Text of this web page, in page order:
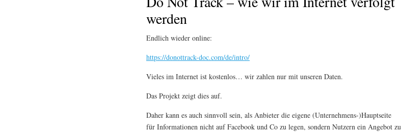
werden
Endlich wieder online:
https://donottrack-doc.com/de/intro/
Vieles im Internet ist kostenlos… wir zahlen nur mit unseren Daten.
Das Projekt zeigt dies auf.
Daher kann es auch sinnvoll sein, als Anbieter die eigene (Unternehmens-)Hauptseite
für Informationen nicht auf Facebook und Co zu legen, sondern Nutzern ein Angebot zu